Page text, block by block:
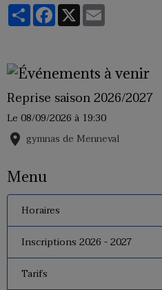
PartagerFacebook
X
Reprise saison 2026/2027
Le 08/09/2026 à 19:30
gymnas de Menneval
Menu
Horaires
Inscriptions 2026 - 2027
Tarifs